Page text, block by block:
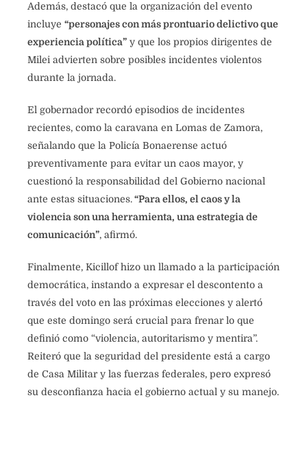
Además, destacó que la organización del evento
incluye “personajes con más prontuario delictivo que
experiencia política” y que los propios dirigentes de
Milei advierten sobre posibles incidentes violentos
durante la jornada.
El gobernador recordó episodios de incidentes
recientes, como la caravana en Lomas de Zamora,
señalando que la Policía Bonaerense actuó
preventivamente para evitar un caos mayor, y
cuestionó la responsabilidad del Gobierno nacional
ante estas situaciones.“Para ellos, el caos y la
violencia son una herramienta, una estrategia de
comunicación”, afirmó.
Finalmente, Kicillof hizo un llamado a la participación
democrática, instando a expresar el descontento a
través del voto en las próximas elecciones y alertó
que este domingo será crucial para frenar lo que
definió como “violencia, autoritarismo y mentira”.
Reiteró que la seguridad del presidente está a cargo
de Casa Militar y las fuerzas federales, pero expresó
su desconfianza hacia el gobierno actual y su manejo.